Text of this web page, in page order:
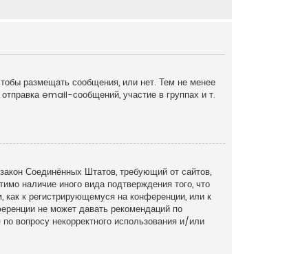
размещать сообщения, или нет. Тем не менее
email-сообщений, участие в группах и т.
Соединённых Штатов, требующий от сайтов,
наличие иного вида подтверждения того, что
к регистрирующемуся на конференции, или к
не может давать рекомендаций по
вопросу некорректного использования и/или